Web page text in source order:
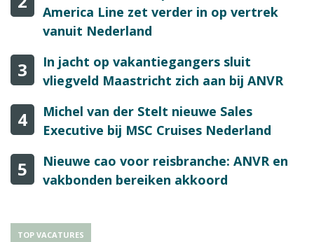
America Line zet verder in op vertrek
vanuit Nederland
3
In jacht op vakantiegangers sluit
vliegveld Maastricht zich aan bij ANVR
4
Michel van der Stelt nieuwe Sales
Executive bij MSC Cruises Nederland
5
Nieuwe cao voor reisbranche: ANVR en
vakbonden bereiken akkoord
TOP VACATURES